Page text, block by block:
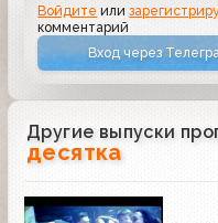
Войдите или
комментарий
Вход через
Другие выпуски
десятка